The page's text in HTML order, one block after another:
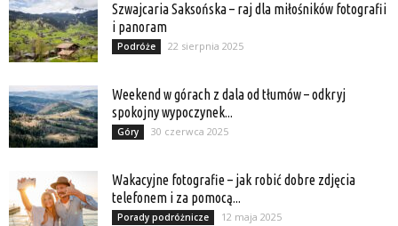
Szwajcaria Saksońska – raj dla miłośników fotografii
i panoram
Podróże 22 sierpnia 2025
Weekend w górach z dala od tłumów – odkryj
spokojny wypoczynek...
Góry 30 czerwca 2025
Wakacyjne fotografie – jak robić dobre zdjęcia
telefonem i za pomocą...
Porady podróżnicze 12 maja 2025